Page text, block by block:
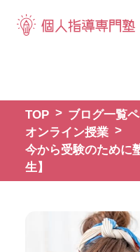
TOP ブログ一覧
オンライン授業
今から受験のために
生】